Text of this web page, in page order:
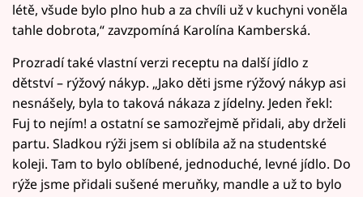
létě, všude bylo plno hub a za chvíli už v kuchyni voněla
tahle dobrota,“ zavzpomíná Karolína Kamberská.
Prozradí také vlastní verzi receptu na další jídlo z
dětství – rýžový nákyp. „Jako děti jsme rýžový nákyp asi
nesnášely, byla to taková nákaza z jídelny. Jeden řekl:
Fuj to nejím! a ostatní se samozřejmě přidali, aby drželi
partu. Sladkou rýži jsem si oblíbila až na studentské
koleji. Tam to bylo oblíbené, jednoduché, levné jídlo. Do
rýže jsme přidali sušené meruňky, mandle a už to bylo